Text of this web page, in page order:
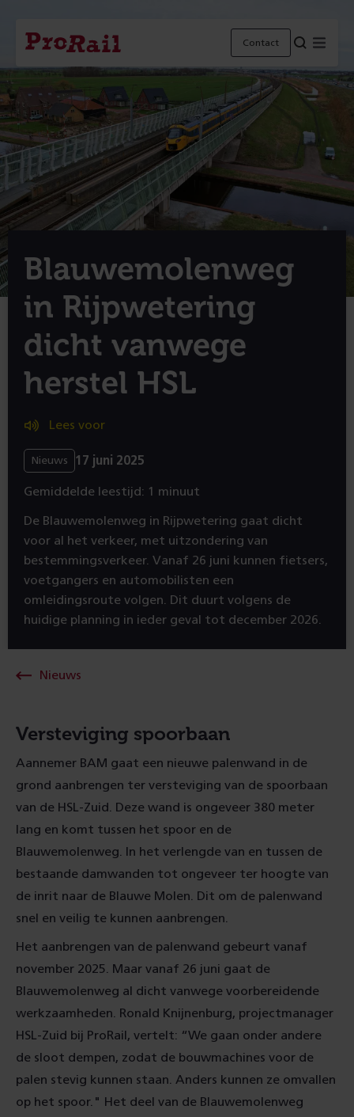
Navigatie
Homepage
ProRail
Contact
Blauwemolenweg
in Rijpwetering
dicht vanwege
herstel HSL
Lees voor
Nieuws 17 juni 2025
Gemiddelde leestijd: 1 minuut
De Blauwemolenweg in Rijpwetering gaat dicht
voor al het verkeer, met uitzondering van
bestemmingsverkeer. Vanaf 26 juni kunnen fietsers,
voetgangers en automobilisten een
omleidingsroute volgen. Dit duurt volgens de
huidige planning in ieder geval tot december 2026.
Nieuws
Versteviging spoorbaan
Aannemer BAM gaat een nieuwe palenwand in de
grond aanbrengen ter versteviging van de spoorbaan
van de HSL-Zuid. Deze wand is ongeveer 380 meter
lang en komt tussen het spoor en de
Blauwemolenweg. In het verlengde van en tussen de
bestaande damwanden tot ongeveer ter hoogte van
de inrit naar de Blauwe Molen. Dit om de palenwand
snel en veilig te kunnen aanbrengen.
Het aanbrengen van de palenwand gebeurt vanaf
november 2025. Maar vanaf 26 juni gaat de
Blauwemolenweg al dicht vanwege voorbereidende
werkzaamheden. Ronald Knijnenburg, projectmanager
HSL-Zuid bij ProRail, vertelt: “We gaan onder andere
de sloot dempen, zodat de bouwmachines voor de
palen stevig kunnen staan. Anders kunnen ze omvallen
op het spoor." Het deel van de Blauwemolenweg